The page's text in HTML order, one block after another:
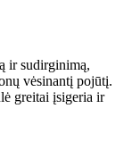
ir sudirginimą,
vėsinantį pojūtį.
greitai įsigeria ir